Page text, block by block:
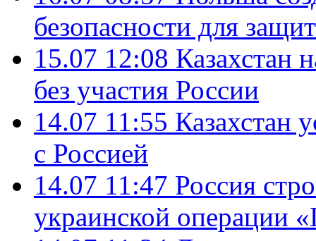
безопасности для
15.07 12:08 Казахстан
без участия России
14.07 11:55 Казахстан
с Россией
14.07 11:47 Россия
украинской операции